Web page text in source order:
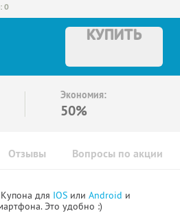
0
КУПИТЬ
Экономия:
50%
Отзывы Вопросы по акции
для IOS или Android и
Это удобно :)